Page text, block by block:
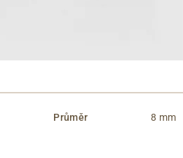
Průměr 8 mm